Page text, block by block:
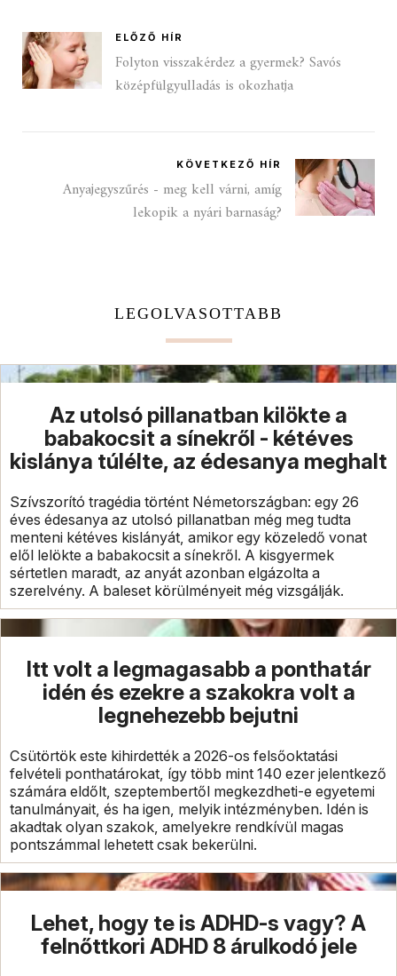
ELŐZŐ HÍR
Folyton visszakérdez a gyermek? Savós
középfülgyulladás is okozhatja
KÖVETKEZŐ HÍR
Anyajegyszűrés - meg kell várni, amíg
lekopik a nyári barnaság?
LEGOLVASOTTABB
Az utolsó pillanatban kilökte a
babakocsit a sínekről - kétéves
kislánya túlélte, az édesanya meghalt
Szívszorító tragédia történt Németországban: egy 26
éves édesanya az utolsó pillanatban még meg tudta
menteni kétéves kislányát, amikor egy közeledő vonat
elől lelökte a babakocsit a sínekről. A kisgyermek
sértetlen maradt, az anyát azonban elgázolta a
szerelvény. A baleset körülményeit még vizsgálják.
Itt volt a legmagasabb a ponthatár
idén és ezekre a szakokra volt a
legnehezebb bejutni
Csütörtök este kihirdették a 2026-os felsőoktatási
felvételi ponthatárokat, így több mint 140 ezer jelentkező
számára eldőlt, szeptembertől megkezdheti-e egyetemi
tanulmányait, és ha igen, melyik intézményben. Idén is
akadtak olyan szakok, amelyekre rendkívül magas
pontszámmal lehetett csak bekerülni.
Lehet, hogy te is ADHD-s vagy? A
felnőttkori ADHD 8 árulkodó jele